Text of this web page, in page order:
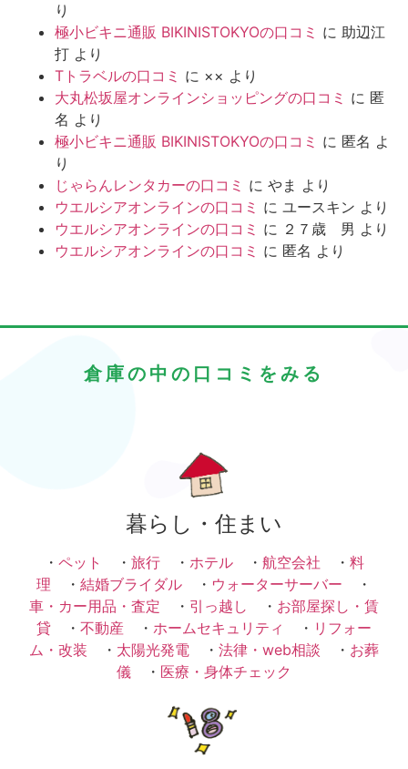
り
極小ビキニ通販 BIKINISTOKYOの口コミ に 助辺江
打 より
Tトラベルの口コミ に ×× より
大丸松坂屋オンラインショッピングの口コミ に 匿
名 より
極小ビキニ通販 BIKINISTOKYOの口コミ に 匿名 よ
り
じゃらんレンタカーの口コミ に やま より
ウエルシアオンラインの口コミ に ユースキン より
ウエルシアオンラインの口コミ に ２７歳 男 より
ウエルシアオンラインの口コミ に 匿名 より
倉庫の中の口コミをみる
暮らし・住まい
・ ペット ・ 旅行 ・ ホテル ・ 航空会社 ・ 料
理 ・ 結婚ブライダル ・ ウォーターサーバー ・
車・カー用品・査定 ・ 引っ越し ・ お部屋探し・賃
貸 ・ 不動産 ・ ホームセキュリティ ・ リフォー
ム・改装 ・ 太陽光発電 ・ 法律・web相談 ・ お葬
儀 ・ 医療・身体チェック